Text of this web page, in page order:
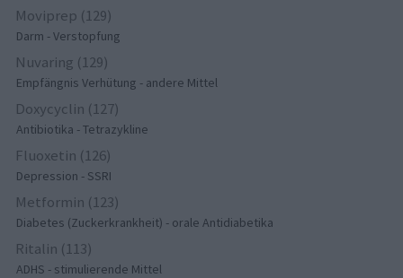
Moviprep (129)
Darm - Verstopfung
Nuvaring (129)
Empfängnis Verhütung - andere Mittel
Doxycyclin (127)
Antibiotika - Tetrazykline
Fluoxetin (126)
Depression - SSRI
Metformin (123)
Diabetes (Zuckerkrankheit) - orale Antidiabetika
Ritalin (113)
ADHS - stimulierende Mittel